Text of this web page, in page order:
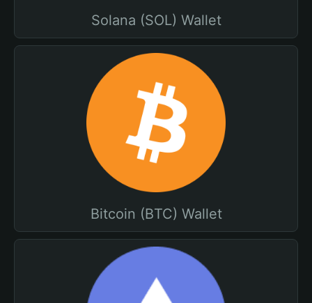
Solana (SOL) Wallet
Bitcoin (BTC) Wallet